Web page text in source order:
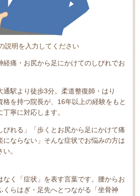
説明を入力してください
経痛・お尻から足にかけてのしびれでお
通駅より徒歩3分。柔道整復師・はり
格を持つ院長が、16年以上の経験をもと
寧に対応します。
びれる」「歩くとお尻から足にかけて痛
にならない」そんな症状でお悩みの方は
。
なく「症状」を表す言葉です。腰からお
くらはぎ・足先へとつながる「坐骨神